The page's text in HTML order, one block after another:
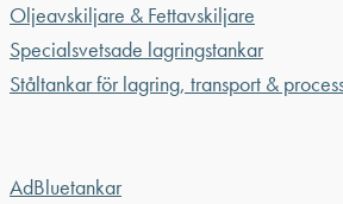
Oljeavskiljare & Fettavskiljare
Specialsvetsade lagringstankar
Ståltankar för lagring, transport &
AdBluetankar